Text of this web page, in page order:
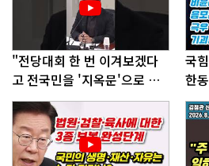
"전당대회 한 번 이겨보겠다
고 전국민을 '지옥문'으로 밀
어!"
국
한